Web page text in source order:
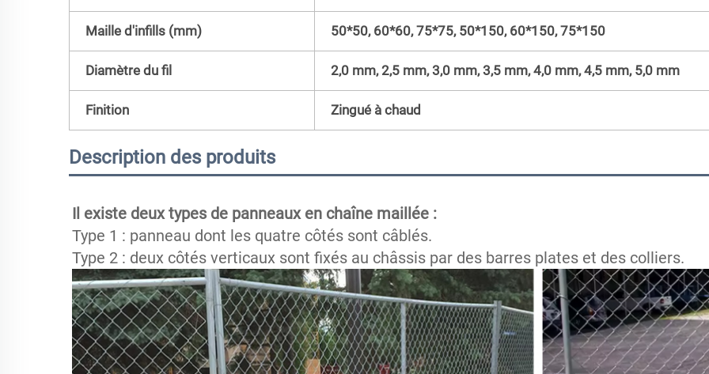
Maille d'infills (mm) 50*50, 60*60, 75*75, 50*150, 60*150, 75*150
Diamètre du fil 2,0 mm, 2,5 mm, 3,0 mm, 3,5 mm, 4,0 mm, 4,5 mm, 5,0 mm
Finition Zingué à chaud
Description des produits
Il existe deux types de panneaux en chaîne maillée :
Type 1 : panneau dont les quatre côtés sont câblés.
Type 2 : deux côtés verticaux sont fixés au châssis par des barres plates et des colliers.